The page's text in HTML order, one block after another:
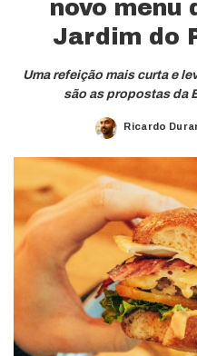
novo menu
Jardim do
Uma refeição mais curta e
são as propostas da
Posted
Ricardo